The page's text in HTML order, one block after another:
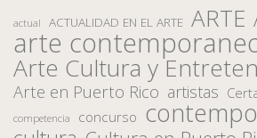
actual ACTUALIDAD EN EL ARTE ARTE
arte
Arte Cultura y
Arte en Puerto Rico artistas
competencia concurso